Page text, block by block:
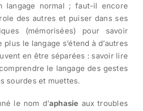
langage normal ; faut-il encore
des autres et puiser dans ses
(mémorisées) pour savoir
le langage s’étend à d’autres
en être séparées : savoir lire
le langage des gestes
sourdes et muettes.
le nom d’aphasie aux troubles